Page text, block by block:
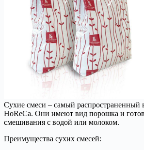
Сухие смеси – самый распространенный
HoReCa. Они имеют вид порошка и
смешивания с водой или молоком.
Преимущества сухих смесей: